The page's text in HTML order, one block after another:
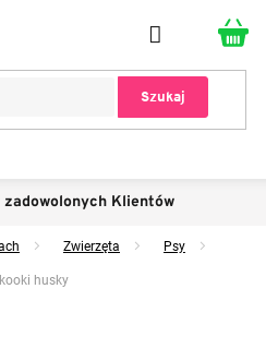
Szukaj
Klientów
Zwierzęta Psy
husky